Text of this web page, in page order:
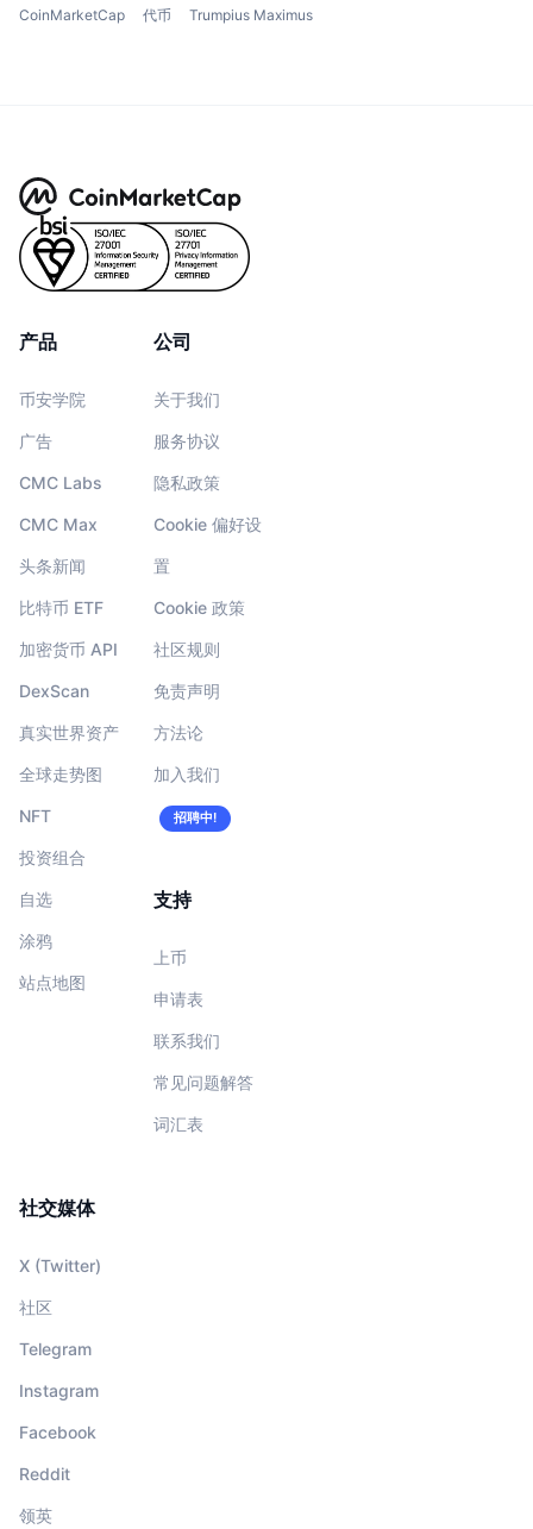
CoinMarketCap 代币 Trumpius Maximus
产品
币安学院
广告
CMC Labs
CMC Max
头条新闻
比特币 ETF
加密货币 API
DexScan
真实世界资产
全球走势图
NFT
投资组合
自选
涂鸦
站点地图
公司
关于我们
服务协议
隐私政策
Cookie 偏好设
置
Cookie 政策
社区规则
免责声明
方法论
加入我们
招聘中!
支持
上币
申请表
联系我们
常见问题解答
词汇表
社交媒体
X (Twitter)
社区
Telegram
Instagram
Facebook
Reddit
领英